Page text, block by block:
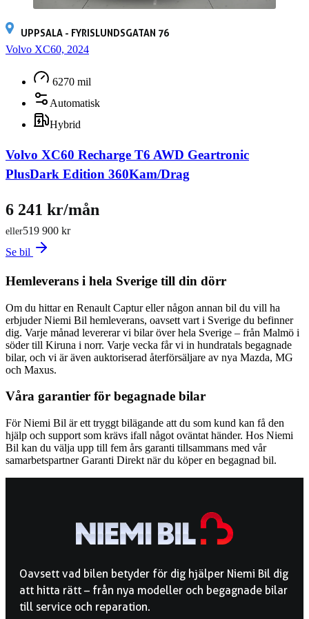
UPPSALA - FYRISLUNDSGATAN 76
Volvo XC60, 2024
6270 mil
Automatisk
Hybrid
Volvo XC60 Recharge T6 AWD Geartronic
PlusDark Edition 360Kam/Drag
519 900 kr
eller
6 241 kr/mån
Se bil
Hemleverans i hela Sverige till din dörr
Om du hittar en Renault Captur eller någon annan bil du vill ha
erbjuder Niemi Bil hemleverans, oavsett vart i Sverige du befinner
dig. Varje månad levererar vi bilar över hela Sverige – från Malmö i
söder till Kiruna i norr. Varje vecka får vi in hundratals begagnade
bilar, och vi är även auktoriserad återförsäljare av nya Mazda, MG
och Maxus.
Våra garantier för begagnade bilar
För Niemi Bil är ett tryggt bilägande att du som kund kan få den
hjälp och support som krävs ifall något oväntat händer. Hos Niemi
Bil kan du välja upp till fem års garanti tillsammans med vår
samarbetspartner Garanti Direkt när du köper en begagnad bil.
Oavsett vad bilen betyder för dig hjälper Niemi Bil dig
att hitta rätt – från nya modeller och begagnade bilar
till service och reparation.